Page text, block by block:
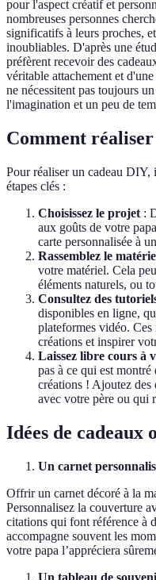
pour l'aspect créatif et
nombreuses personnes
significatifs à leurs proches,
inoubliables. D'après une
préfèrent recevoir des
véritable attachement et
ne nécessitent pas toujours
l'imagination et un peu de
Comment
Pour réaliser un cadeau DIY,
étapes clés :
Choisissez le projet :
aux goûts de votre
carte personnalisée à
Rassemblez le
votre matériel. Cela
éléments naturels, ou
Consultez des
disponibles en ligne,
plateformes vidéo. Ces
créations et inspirer
Laissez libre cours à
pas à ce qui est
créations ! Ajoutez des
avec votre père ou qui
Idées de cadeaux
Un carnet
Offrir un carnet décoré à la
Personnalisez la couverture
citations qui font référence à
accompagne souvent les
votre papa l’appréciera
Un tableau de